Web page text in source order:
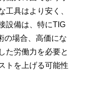
工具はより安く、
設備は、特にTIG
の場合、高価にな
た労働力を必要と
トを上げる可能性